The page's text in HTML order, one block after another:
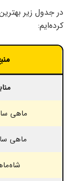
کرده‌ایم:
ماهی
ماهی
شاه‌ماهی